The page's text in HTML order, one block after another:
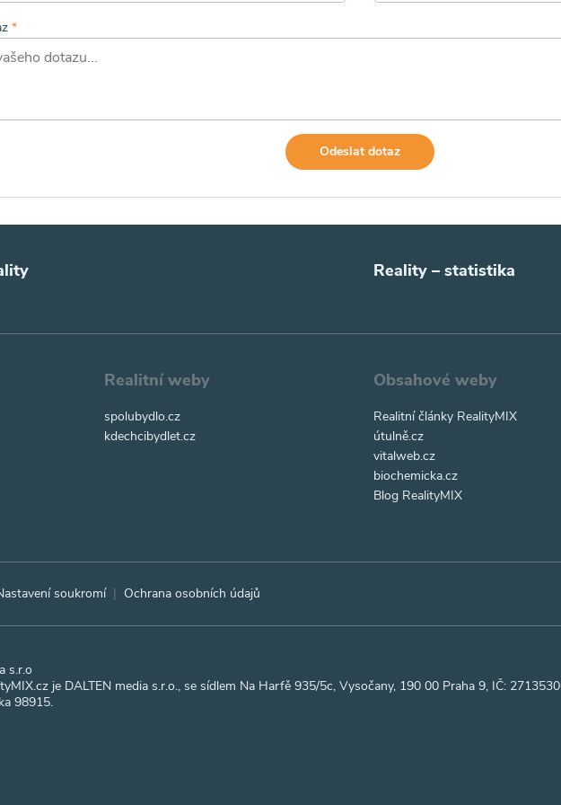
*
Odeslat dotaz
Reality – statistika
Realitní weby
spolubydlo.cz
kdechcibydlet.cz
Obsahové weby
Realitní články RealityMIX
útulně.cz
vitalweb.cz
biochemicka.cz
Blog RealityMIX
soukromí Ochrana osobních údajů
s.r.o
je DALTEN media s.r.o., se sídlem Na Harfě 935/5c, Vysočany, 190 00 Praha 9, IČ:
98915.